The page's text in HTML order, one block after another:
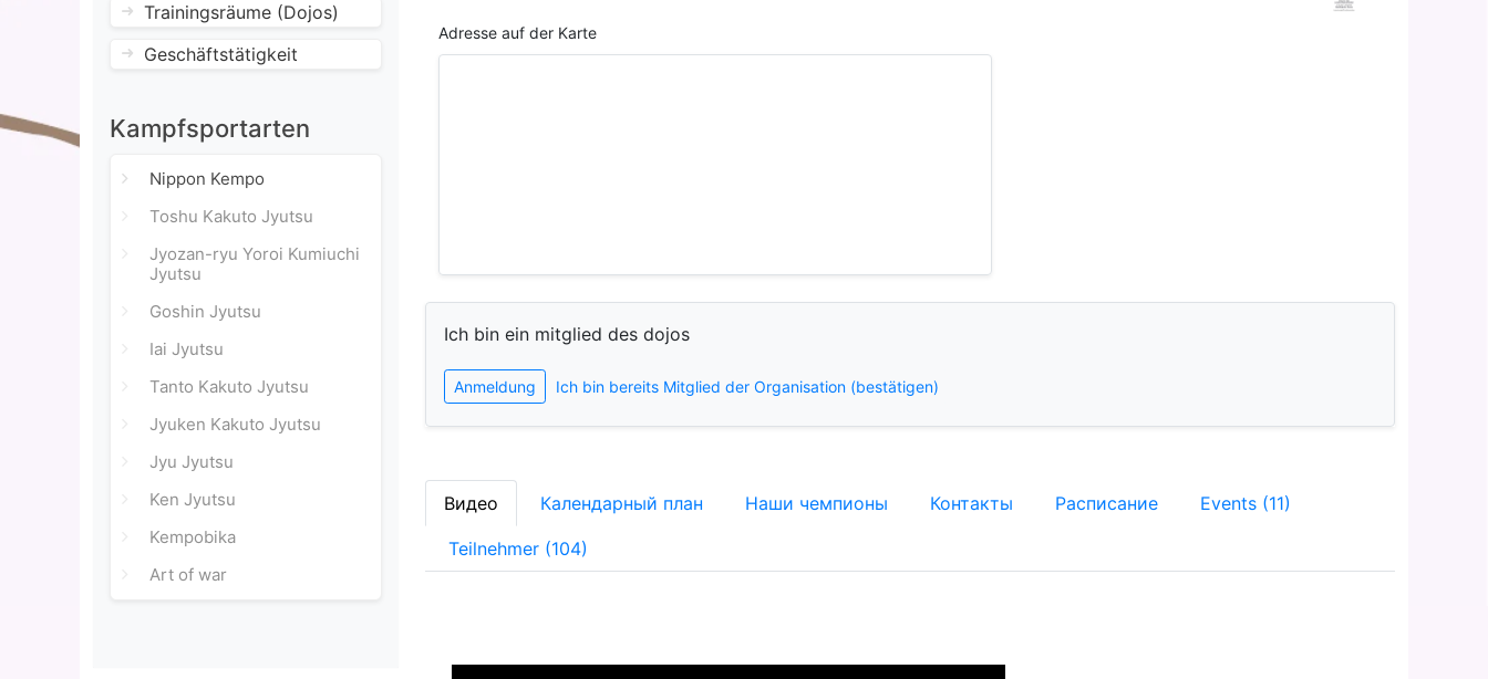
Trainingsräume (Dojos)
Geschäftstätigkeit
Kampfsportarten
Nippon Kempo
Toshu Kakuto Jyutsu
Jyozan-ryu Yoroi Kumiuchi
Jyutsu
Goshin Jyutsu
Iai Jyutsu
Tanto Kakuto Jyutsu
Jyuken Kakuto Jyutsu
Jyu Jyutsu
Ken Jyutsu
Kempobika
Art of war
Adresse auf der Karte
Ich bin ein mitglied des dojos
Anmeldung Ich bin bereits Mitglied der Organisation (bestätigen)
Видео Календарный план Наши чемпионы Контакты Расписание Events (11)
Teilnehmer (104)